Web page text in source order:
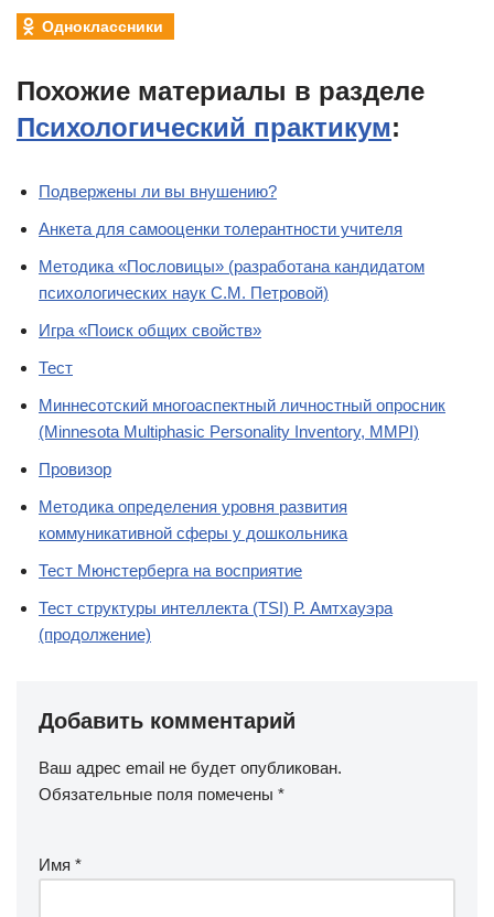
Одноклассники
Похожие материалы в разделе
Психологический практикум:
Подвержены ли вы внушению?
Анкета для самооценки толерантности учителя
Методика «Пословицы» (разработана кандидатом
психологических наук С.М. Петровой)
Игра «Поиск общих свойств»
Тест
Миннесотский многоаспектный личностный опросник
(Minnesota Multiphasic Personality Inventory, MMPI)
Провизор
Методика определения уровня развития
коммуникативной сферы у дошкольника
Тест Мюнстерберга на восприятие
Тест структуры интеллекта (TSI) Р. Амтхауэра
(продолжение)
Добавить комментарий
Ваш адрес email не будет опубликован.
Обязательные поля помечены *
Имя *